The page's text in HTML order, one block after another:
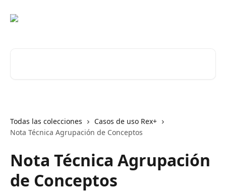
Todas las colecciones
Casos de uso Rex+
Nota Técnica Agrupación de Conceptos
Nota Técnica Agrupación
de Conceptos